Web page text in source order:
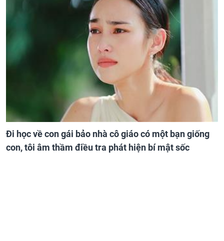
Đi học về con gái bảo nhà cô giáo có một bạn giống
con, tôi âm thầm điều tra phát hiện bí mật sốc